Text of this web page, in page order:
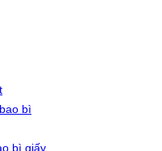
bì
bì giấy